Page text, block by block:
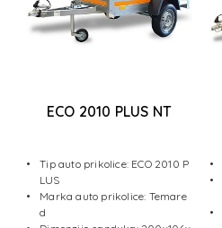
ECO 2010 PLUS NT
Tip auto prikolice: ECO 2010 P
LUS
Marka auto prikolice: Temare
d